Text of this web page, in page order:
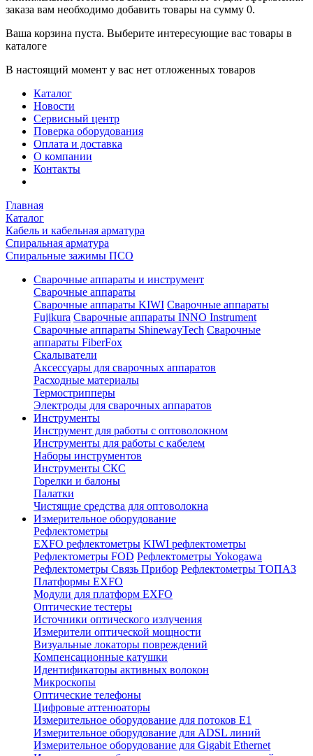
заказа вам необходимо добавить товары на сумму 0.
Ваша корзина пуста. Выберите интересующие вас товары в
каталоге
В настоящий момент у вас нет отложенных товаров
Каталог
Новости
Сервисный центр
Поверка оборудования
Оплата и доставка
О компании
Контакты
Главная
Каталог
Кабель и кабельная арматура
Спиральная арматура
Спиральные зажимы ПСО
Сварочные аппараты и инструмент
Сварочные аппараты
Сварочные аппараты KIWI Сварочные аппараты
Fujikura Сварочные аппараты INNO Instrument
Сварочные аппараты ShinewayTech Cварочные
аппараты FiberFox
Скалыватели
Аксессуары для сварочных аппаратов
Расходные материалы
Термострипперы
Электроды для сварочных аппаратов
Инструменты
Инструмент для работы с оптоволокном
Инструменты для работы с кабелем
Наборы инструментов
Инструменты СКС
Горелки и балоны
Палатки
Чистящие средства для оптоволокна
Измерительное оборудование
Рефлектометры
EXFO рефлектометры KIWI рефлектометры
Рефлектометры FOD Рефлектометры Yokogawa
Рефлектометры Связь Прибор Рефлектометры ТОПАЗ
Платформы EXFO
Модули для платформ EXFO
Оптические тестеры
Источники оптического излучения
Измерители оптической мощности
Визуальные локаторы повреждений
Компенсационные катушки
Идентификаторы активных волокон
Микроскопы
Оптические телефоны
Цифровые аттенюаторы
Измерительное оборудование для потоков Е1
Измерительное оборудование для ADSL линий
Измерительное оборудование для Gigabit Ethernet